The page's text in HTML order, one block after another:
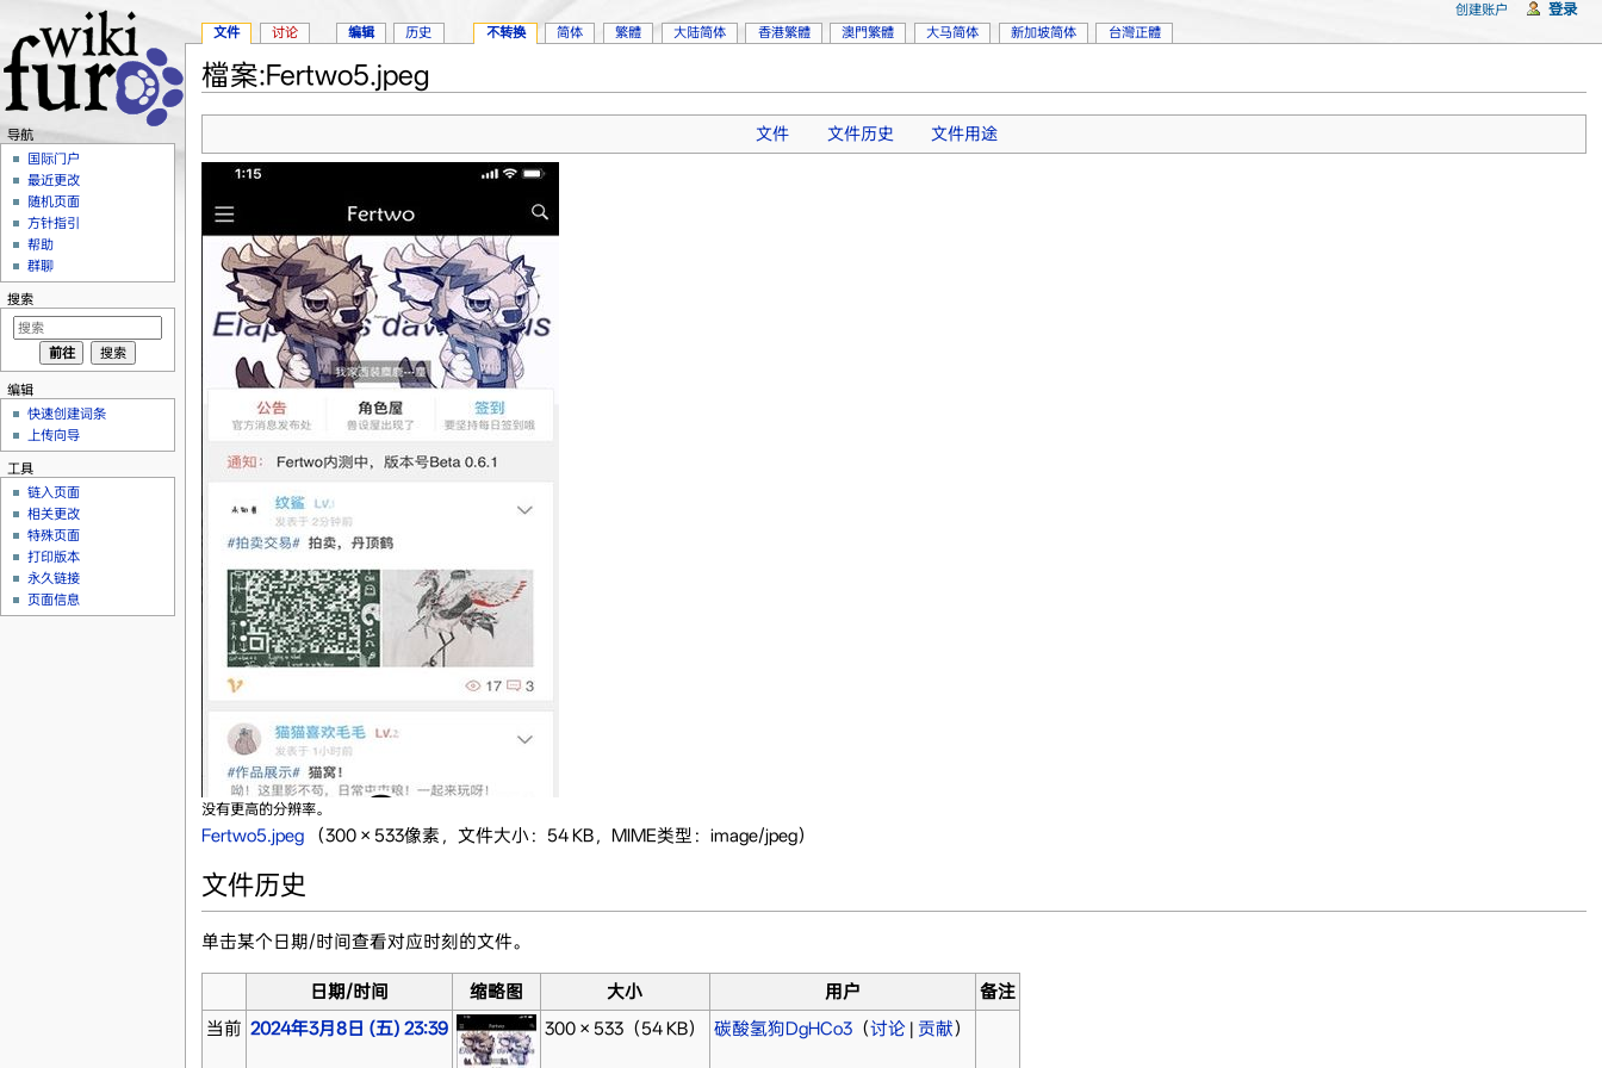
檔案:Fertwo5.jpeg
文件 文件历史 文件用途
没有更高的分辨率。
Fertwo5.jpeg‎ （300 × 533像素，文件大小：54 KB，MIME类型：image/jpeg）
文件历史
单击某个日期/时间查看对应时刻的文件。
日期/时间 缩略图 大小 用户
备注
当前 2024年3月8日 (五) 23:39 300 × 533（54 KB） 碳酸氢狗DgHCo3（讨论| 贡献）
文件 讨论 编辑 历史 不转换 简体 繁體 大陆简体 香港繁體 澳門繁體 大马简体 新加坡简体 台灣正體
创建账户 登录
导航
国际门户
最近更改
随机页面
方针指引
帮助
群聊
搜索
编辑
快速创建词条
上传向导
工具
链入页面
相关更改
特殊页面
打印版本
永久链接
页面信息